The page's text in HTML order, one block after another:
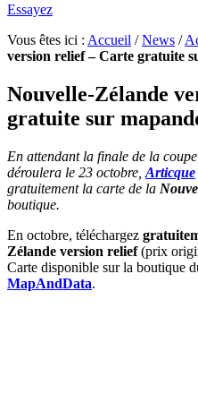
Essayez
Vous êtes ici : Accueil /News /
version relief – Carte gratuite
Nouvelle-Zélande
gratuite sur
En attendant la finale de la
déroulera le 23 octobre, Articque
gratuitement la carte de la
boutique.
En octobre, téléchargez
Zélande version relief(prix
Carte disponible sur la boutique
MapAndData.